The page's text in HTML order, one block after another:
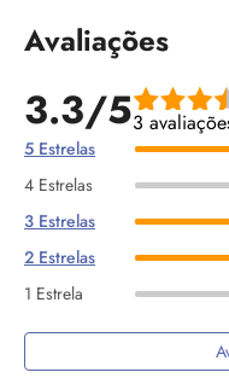
Avaliações
3.3/53
5 Estrelas
4 Estrelas
3 Estrelas
2 Estrelas
1 Estrela